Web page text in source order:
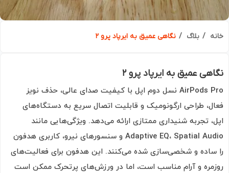
بلاگ نگاهی عمیق به ایرپاد پرو ۲
عمیق به ایرپاد پرو ۲
AirPods Pro نسل دوم اپل با کیفیت صدای عالی، حذف نویز
طراحی ارگونومیک و قابلیت اتصال سریع به دستگاه‌های
تجربه شنیداری ممتازی ارائه می‌دهد. ویژگی‌هایی مانند
Adaptive EQ، Spatial Audio و سنسورهای نیرو، کاربری هدفون
و شخصی‌سازی شده می‌کنند. این هدفون برای فعالیت‌های
و آرام مناسب است، اما در ورزش‌های پرتحرک ممکن است